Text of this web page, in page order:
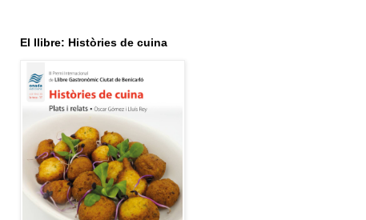
El llibre: Històries de cuina